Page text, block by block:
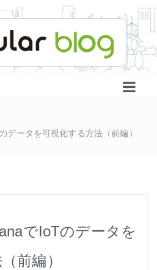
グ
(1)
(2)
ータを可視化する方法（前編）
でIoTのデータを
前編）